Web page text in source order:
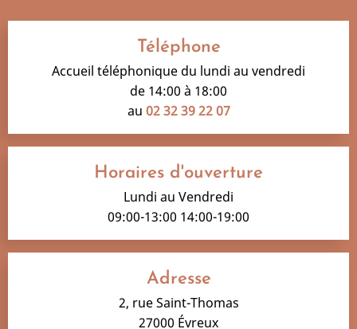
Téléphone
Accueil téléphonique du lundi au vendredi
de 14:00 à 18:00
au 02 32 39 22 07
Horaires d'ouverture
Lundi au Vendredi
09:00-13:00 14:00-19:00
Adresse
2, rue Saint-Thomas
27000 Évreux